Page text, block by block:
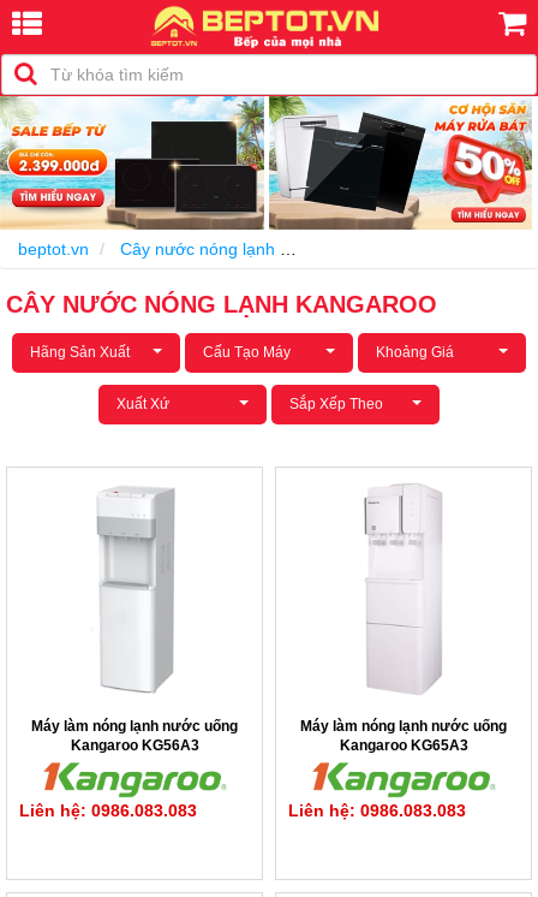
beptot.vn Cây nước nóng lạnh
CÂY NƯỚC NÓNG LẠNH KANGAROO
Hãng Sản Xuất Cấu Tạo Máy Khoảng Giá
Xuất Xứ Sắp Xếp Theo
Máy làm nóng lạnh nước uống
Kangaroo KG56A3
Liên hệ: 0986.083.083
Máy làm nóng lạnh nước uống
Kangaroo KG65A3
Liên hệ: 0986.083.083